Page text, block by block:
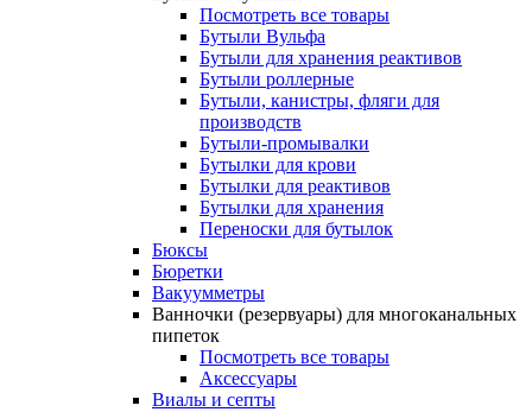
Посмотреть все товары
Бутыли Вульфа
Бутыли для хранения реактивов
Бутыли роллерные
Бутыли, канистры, фляги для
производств
Бутыли-промывалки
Бутылки для крови
Бутылки для реактивов
Бутылки для хранения
Переноски для бутылок
Бюксы
Бюретки
Вакуумметры
Ванночки (резервуары) для многоканальных
пипеток
Посмотреть все товары
Аксессуары
Виалы и септы